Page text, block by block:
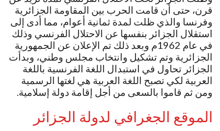
قرن، حتى أن قامت الحرب بين المقاومة الجزائرية
وفرنسا والذي ظلت لمدة ثمانية أعوام، مما أدى إلى
استقلال الجزائر بنفسها عن الاحتلال الفرنسي وذلك
في عام 1962م وبعد ذلك تم الإعلان عن الجمهورية
الجزائرية وتم تشكيل وانتخاب مجلس وطني، وبدأت
الجزائر تحاول في استبدال اللغة الفرنسية باللغة
العربية لكي تصبح اللغة العربية هي لغتها الرسمية
ومن ثم قاموا بالسعى من أجل إقامة دولة إسلامية.
الموقع الجغرافي لدولة الجزائر